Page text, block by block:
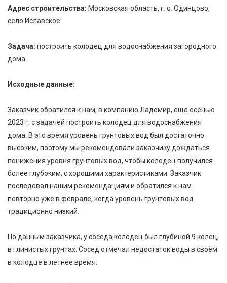
Адрес строительства: Московская область, г. о. Одинцово,
село Иславское
Задача: построить колодец для водоснабжения загородного
дома
Исходные данные:
Заказчик обратился к нам, в компанию Ладомир, ещё осенью
2023 г. с задачей построить колодец для водоснабжения
дома. В это время уровень грунтовых вод был достаточно
высоким, поэтому мы рекомендовали заказчику дождаться
понижения уровня грунтовых вод, чтобы колодец получился
более глубоким, с хорошими характеристиками. Заказчик
последовал нашим рекомендациям и обратился к нам
повторно уже в феврале, когда уровень грунтовых вод
традиционно низкий.
По данным заказчика, у соседа колодец был глубиной 9 колец,
в глинистых грунтах. Сосед отмечал недостаток воды в своём
в колодце в летнее время.